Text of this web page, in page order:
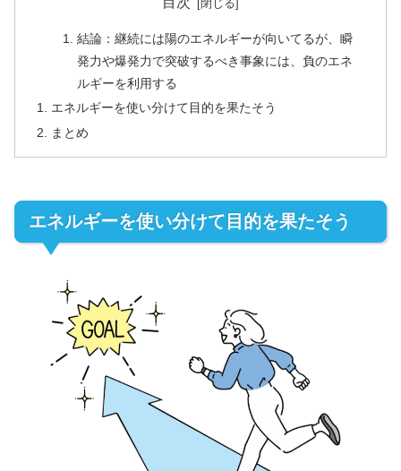
結論：継続には陽のエネルギーが向いてるが、瞬
発力や爆発力で突破するべき事象には、負のエネ
ルギーを利用する
エネルギーを使い分けて目的を果たそう
まとめ
エネルギーを使い分けて目的を果たそう